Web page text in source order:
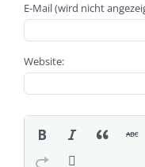
E-Mail (wird nicht
Website: